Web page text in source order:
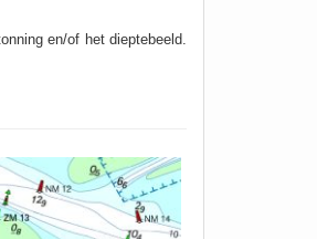
en/of het dieptebeeld.